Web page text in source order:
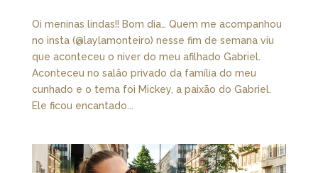
Oi meninas lindas!! Bom dia… Quem me acompanhou
no insta (@laylamonteiro) nesse fim de semana viu
que aconteceu o niver do meu afilhado Gabriel.
Aconteceu no salão privado da família do meu
cunhado e o tema foi Mickey, a paixão do Gabriel.
Ele ficou encantado...